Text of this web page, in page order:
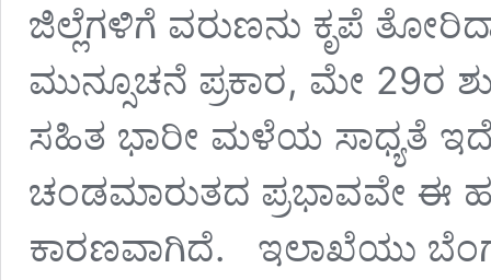
ಜಿಲ್ಲೆಗಳಿಗೆ ವರುಣನು ಕೃಪೆ
ಮುನ್ಸೂಚನೆ ಪ್ರಕಾರ, ಮೇ 29ರ
ಸಹಿತ ಭಾರೀ ಮಳೆಯ ಸಾಧ್ಯತೆ
ಚಂಡಮಾರುತದ ಪ್ರಭಾವವೇ ಈ
ಕಾರಣವಾಗಿದೆ. ಇಲಾಖೆಯು